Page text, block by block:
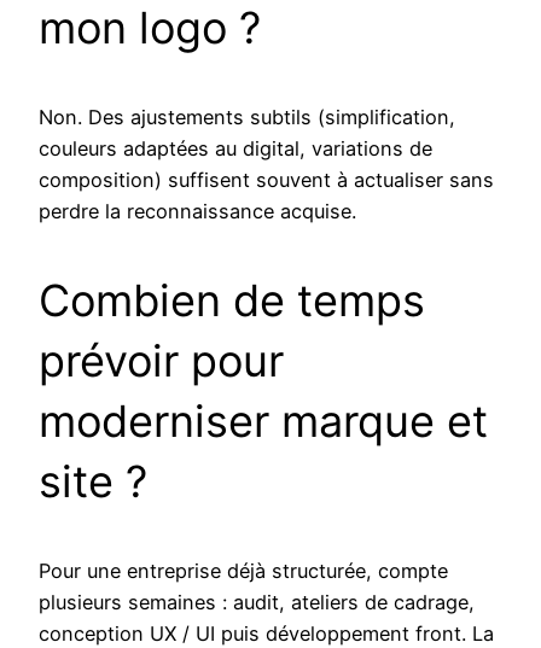
mon logo ?
Non. Des ajustements subtils (simplification,
couleurs adaptées au digital, variations de
composition) suffisent souvent à actualiser sans
perdre la reconnaissance acquise.
Combien de temps
prévoir pour
moderniser marque et
site ?
Pour une entreprise déjà structurée, compte
plusieurs semaines : audit, ateliers de cadrage,
conception UX / UI puis développement front. La